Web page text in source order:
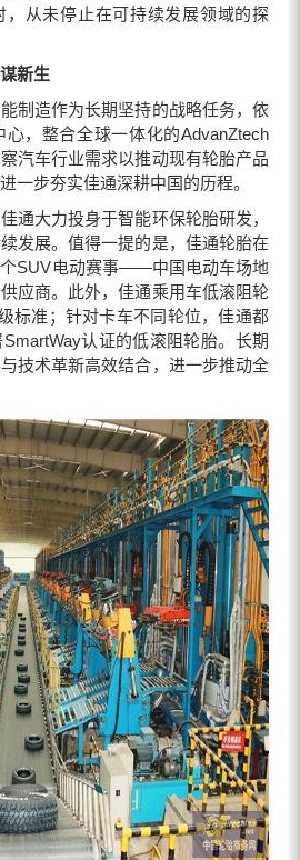
，从未停止在可持续发展领域的探
新生
造作为长期坚持的战略任务，依
，整合全球一体化的AdvanZtech
汽车行业需求以推动现有轮胎产品
一步夯实佳通深耕中国的历程。
大力投身于智能环保轮胎研发，
发展。值得一提的是，佳通轮胎在
SUV电动赛事——中国电动车场地
应商。此外，佳通乘用车低滚阻轮
标准；针对卡车不同轮位，佳通都
认证的低滚阻轮胎。长期
技术革新高效结合，进一步推动全